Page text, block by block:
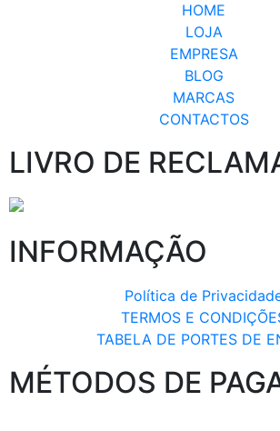
HOME
LOJA
EMPRESA
BLOG
MARCAS
CONTACTOS
LIVRO DE
INFORMAÇÃO
Política de
TERMOS E
TABELA DE PORTES DE
MÉTODOS DE